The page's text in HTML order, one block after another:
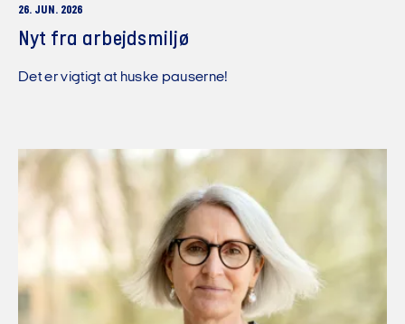
26. JUN. 2026
Nyt fra arbejdsmiljø
Det er vigtigt at huske pauserne!